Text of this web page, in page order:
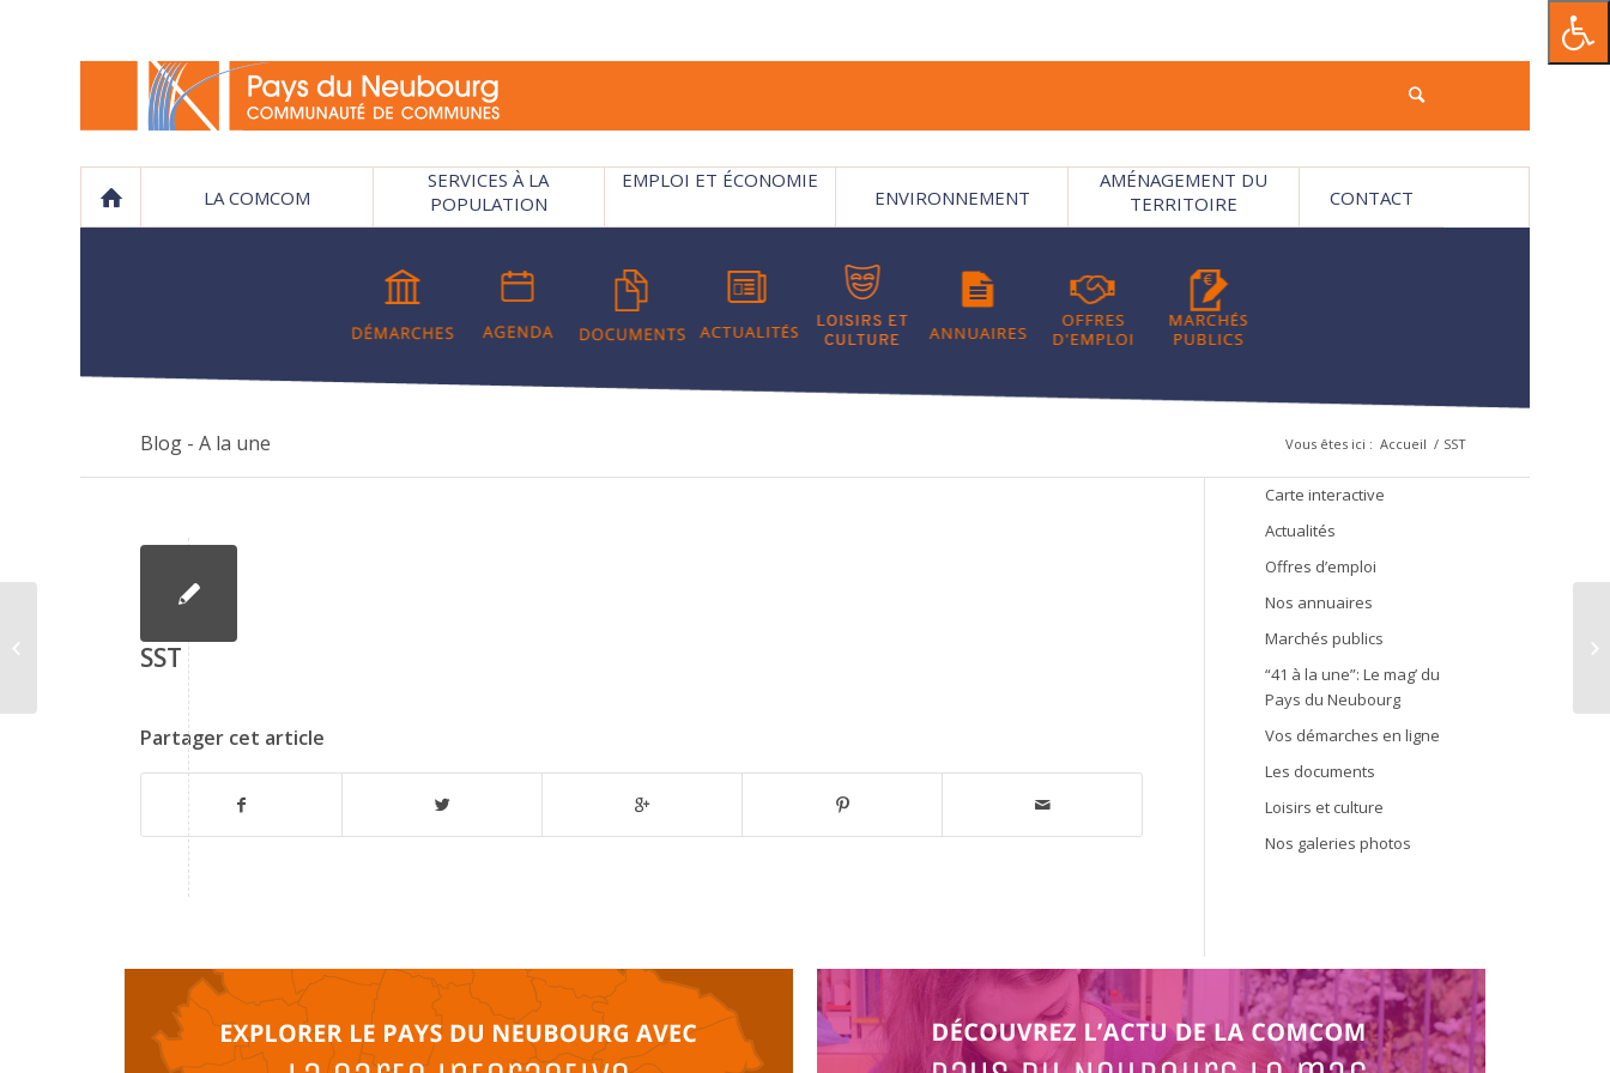
LA COMCOM
SERVICES À LA
POPULATION
EMPLOI ET ÉCONOMIE
ENVIRONNEMENT
AMÉNAGEMENT DU
TERRITOIRE
CONTACT
Blog - A la une Vous êtes ici : Accueil / SST
SST
Partager cet article
Carte interactive
Actualités
Offres d’emploi
Nos annuaires
Marchés publics
“41 à la une”: Le mag’ du
Pays du Neubourg
Vos démarches en ligne
Les documents
Loisirs et culture
Nos galeries photos
Habilitation électrique